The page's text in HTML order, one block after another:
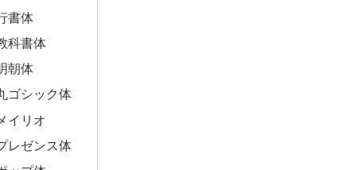
書体
科書体
朝体
ゴシック体
イリオ
レゼンス体